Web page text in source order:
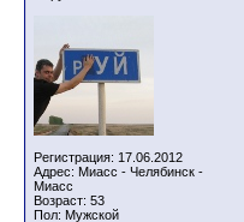
Регистрация: 17.06.2012
Адрес: Миасс - Челябинск -
Миасс
Возраст: 53
Пол: Мужской